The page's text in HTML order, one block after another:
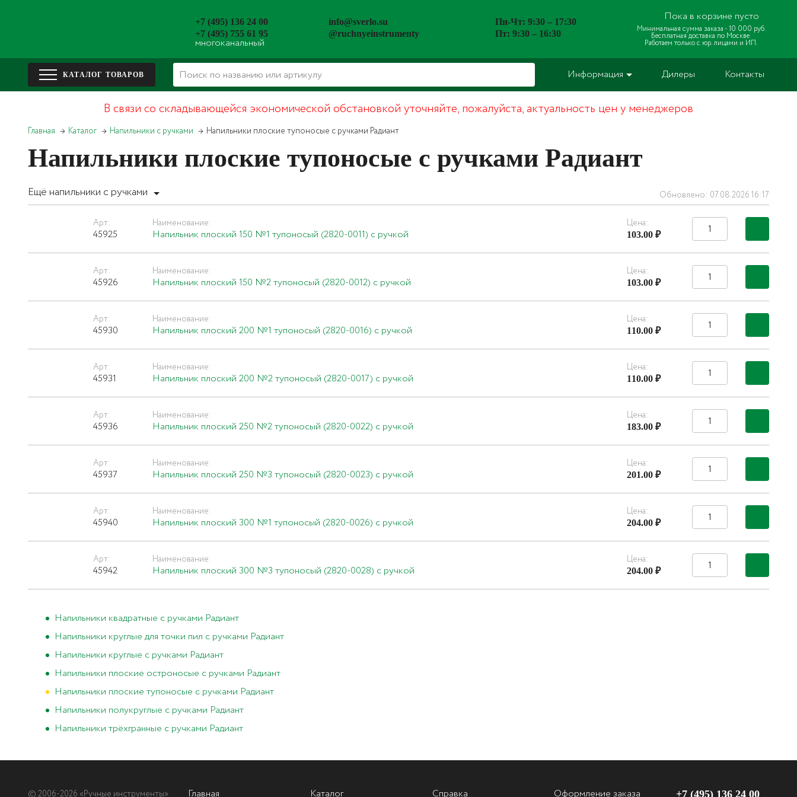
+7 (495) 136 24 00
+7 (495) 755 61 95
многоканальный
info@sverlo.su
@ruchnyeinstrumenty
Пн-Чт: 9:30 – 17:30
Пт: 9:30 – 16:30
Пока в корзине пусто
Минимальная сумма заказа -10 000 руб.
Бесплатная доставка по Москве.
Работаем только с юр. лицами и ИП.
Информация Дилеры Контакты
В связи со складывающейся экономической обстановкой уточняйте, пожалуйста, актуальность цен у менеджеров
Главная Каталог Напильники с ручками Напильники плоские тупоносые с ручками Радиант
Напильники плоские тупоносые с ручками Радиант
Ещё напильники с ручками Обновлено: 07.08.2026 16:17
Арт:
45925
Наименование:
Напильник плоский 150 №1 тупоносый (2820-0011) с ручкой
Цена:
103.00 ₽
Арт:
45926
Наименование:
Напильник плоский 150 №2 тупоносый (2820-0012) с ручкой
Цена:
103.00 ₽
Арт:
45930
Наименование:
Напильник плоский 200 №1 тупоносый (2820-0016) с ручкой
Цена:
110.00 ₽
Арт:
45931
Наименование:
Напильник плоский 200 №2 тупоносый (2820-0017) с ручкой
Цена:
110.00 ₽
Арт:
45936
Наименование:
Напильник плоский 250 №2 тупоносый (2820-0022) с ручкой
Цена:
183.00 ₽
Арт:
45937
Наименование:
Напильник плоский 250 №3 тупоносый (2820-0023) с ручкой
Цена:
201.00 ₽
Арт:
45940
Наименование:
Напильник плоский 300 №1 тупоносый (2820-0026) с ручкой
Цена:
204.00 ₽
Арт:
45942
Наименование:
Напильник плоский 300 №3 тупоносый (2820-0028) с ручкой
Цена:
204.00 ₽
Напильники квадратные с ручками Радиант
Напильники круглые для точки пил с ручками Радиант
Напильники круглые с ручками Радиант
Напильники плоские остроносые с ручками Радиант
Напильники плоские тупоносые с ручками Радиант
Напильники полукруглые с ручками Радиант
Напильники трёхгранные с ручками Радиант
© 2006-2026 «Ручные инструменты» Главная Каталог Справка Оформление заказа +7 (495) 136 24 00